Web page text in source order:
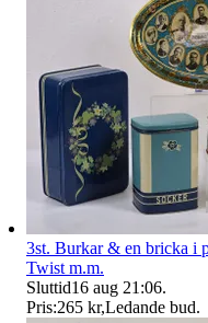
3st. Burkar & en bricka i
Twist m.m.
Sluttid16 aug 21:06.
Pris:265 kr,Ledande bud.